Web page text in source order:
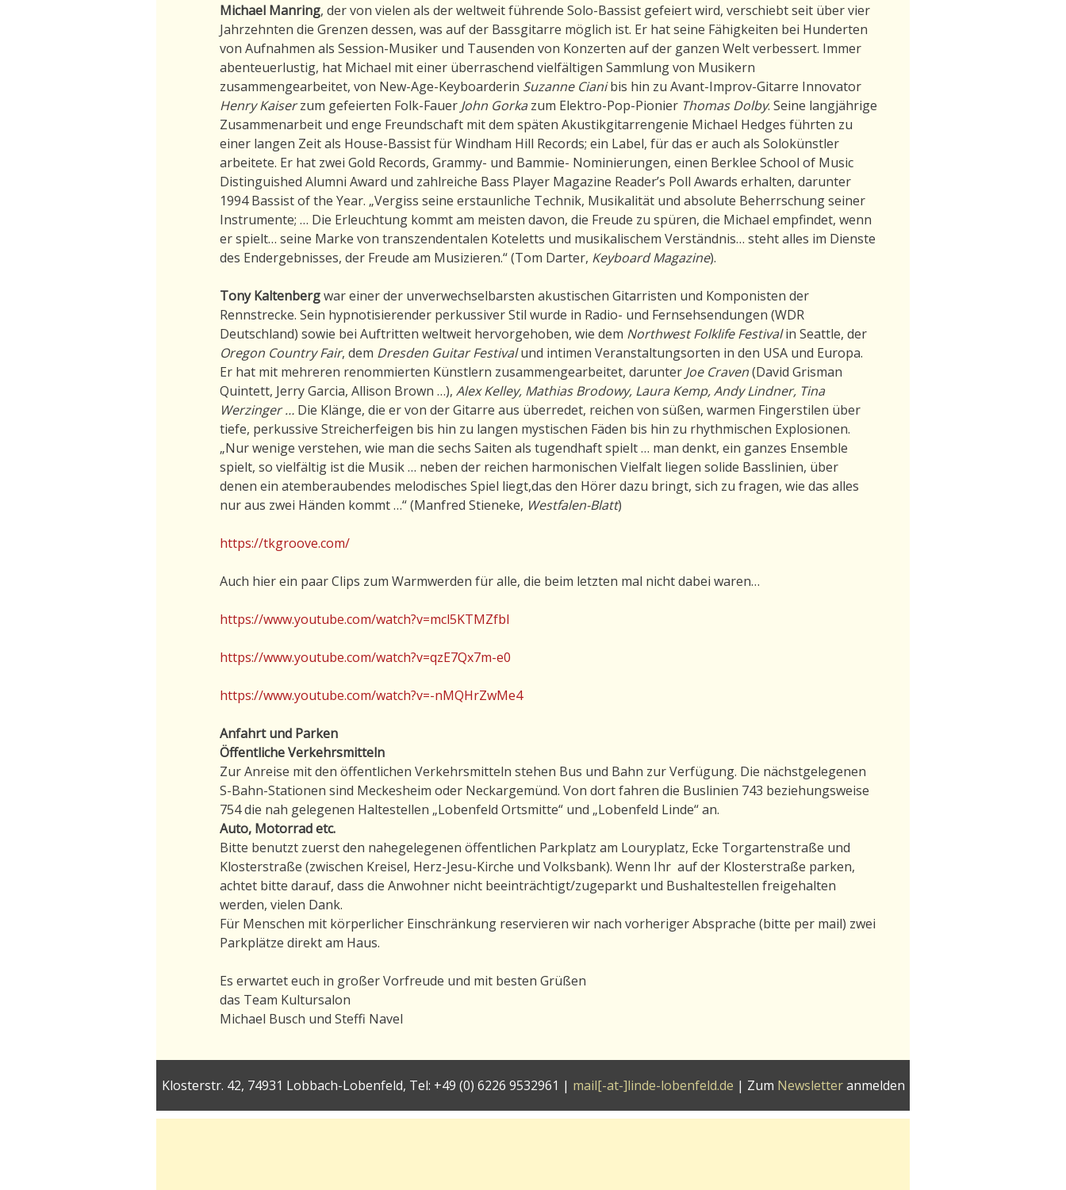
Michael Manring, der von vielen als der weltweit führende Solo-Bassist gefeiert wird, verschiebt seit über vier
Jahrzehnten die Grenzen dessen, was auf der Bassgitarre möglich ist. Er hat seine Fähigkeiten bei Hunderten
von Aufnahmen als Session-Musiker und Tausenden von Konzerten auf der ganzen Welt verbessert. Immer
abenteuerlustig, hat Michael mit einer überraschend vielfältigen Sammlung von Musikern
zusammengearbeitet, von New-Age-Keyboarderin Suzanne Cianibis hin zu Avant-Improv-Gitarre Innovator
Henry Kaiserzum gefeierten Folk-Fauer John Gorka zum Elektro-Pop-Pionier Thomas Dolby. Seine langjährige
Zusammenarbeit und enge Freundschaft mit dem späten Akustikgitarrengenie Michael Hedges führten zu
einer langen Zeit als House-Bassist für Windham Hill Records; ein Label, für das er auch als Solokünstler
arbeitete. Er hat zwei Gold Records, Grammy- und Bammie- Nominierungen, einen Berklee School of Music
Distinguished Alumni Award und zahlreiche Bass Player Magazine Reader’s Poll Awards erhalten, darunter
1994 Bassist of the Year. „Vergiss seine erstaunliche Technik, Musikalität und absolute Beherrschung seiner
Instrumente; … Die Erleuchtung kommt am meisten davon, die Freude zu spüren, die Michael empfindet, wenn
er spielt… seine Marke von transzendentalen Koteletts und musikalischem Verständnis… steht alles im Dienste
des Endergebnisses, der Freude am Musizieren.“ (Tom Darter, Keyboard Magazine).
Tony Kaltenbergwar einer der unverwechselbarsten akustischen Gitarristen und Komponisten der
Rennstrecke. Sein hypnotisierender perkussiver Stil wurde in Radio- und Fernsehsendungen (WDR
Deutschland) sowie bei Auftritten weltweit hervorgehoben, wie dem Northwest Folklife Festivalin Seattle, der
Oregon Country Fair, dem Dresden Guitar Festivalund intimen Veranstaltungsorten in den USA und Europa.
Er hat mit mehreren renommierten Künstlern zusammengearbeitet, darunter Joe Craven(David Grisman
Quintett, Jerry Garcia, Allison Brown …), Alex Kelley, Mathias Brodowy, Laura Kemp, Andy Lindner, Tina
Werzinger … Die Klänge, die er von der Gitarre aus überredet, reichen von süßen, warmen Fingerstilen über
tiefe, perkussive Streicherfeigen bis hin zu langen mystischen Fäden bis hin zu rhythmischen Explosionen.
„Nur wenige verstehen, wie man die sechs Saiten als tugendhaft spielt … man denkt, ein ganzes Ensemble
spielt, so vielfältig ist die Musik … neben der reichen harmonischen Vielfalt liegen solide Basslinien, über
denen ein atemberaubendes melodisches Spiel liegt,das den Hörer dazu bringt, sich zu fragen, wie das alles
nur aus zwei Händen kommt …“ (Manfred Stieneke, Westfalen-Blatt)
https://tkgroove.com/
Auch hier ein paar Clips zum Warmwerden für alle, die beim letzten mal nicht dabei waren…
https://www.youtube.com/watch?v=mcl5KTMZfbI
https://www.youtube.com/watch?v=qzE7Qx7m-e0
https://www.youtube.com/watch?v=-nMQHrZwMe4
Anfahrt und Parken
Öffentliche Verkehrsmitteln
Zur Anreise mit den öffentlichen Verkehrsmitteln stehen Bus und Bahn zur Verfügung. Die nächstgelegenen
S-Bahn-Stationen sind Meckesheim oder Neckargemünd. Von dort fahren die Buslinien 743 beziehungsweise
754 die nah gelegenen Haltestellen „Lobenfeld Ortsmitte“ und „Lobenfeld Linde“ an.
Auto, Motorrad etc.
Bitte benutzt zuerst den nahegelegenen öffentlichen Parkplatz am Louryplatz, Ecke Torgartenstraße und
Klosterstraße (zwischen Kreisel, Herz-Jesu-Kirche und Volksbank). Wenn Ihr auf der Klosterstraße parken,
achtet bitte darauf, dass die Anwohner nicht beeinträchtigt/zugeparkt und Bushaltestellen freigehalten
werden, vielen Dank.
Für Menschen mit körperlicher Einschränkung reservieren wir nach vorheriger Absprache (bitte per mail) zwei
Parkplätze direkt am Haus.
Es erwartet euch in großer Vorfreude und mit besten Grüßen
das Team Kultursalon
Michael Busch und Steffi Navel
Klosterstr. 42, 74931 Lobbach-Lobenfeld, Tel: +49 (0) 6226 9532961 | mail[-at-]linde-lobenfeld.de | Zum Newsletteranmelden